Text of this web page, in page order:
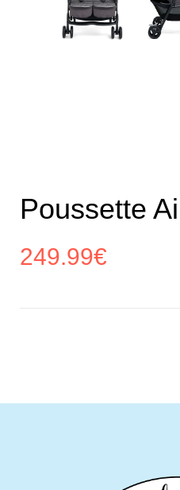
Poussette
249.99€